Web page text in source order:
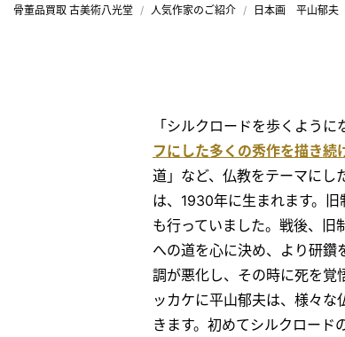
骨董品買取 古美術八光堂 人気作家のご紹介 日本画 平山郁夫
「シルクロードを歩くよう
フにした多くの秀作を描き
道」など、仏教をテーマにし
は、1930年に生まれます。
も行っていました。戦後、旧
への道を心に決め、より研鑽
調が悪化し、その時に死を覚
ッカケに平山郁夫は、様々
きます。初めてシルクロード